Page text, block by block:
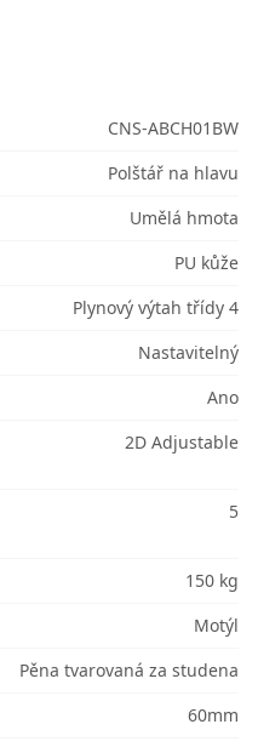
CNS-ABCH01BW
Polštář na hlavu
Umělá hmota
PU kůže
Plynový výtah třídy 4
Nastavitelný
Ano
2D Adjustable
5
150 kg
Motýl
Pěna tvarovaná za studena
60mm